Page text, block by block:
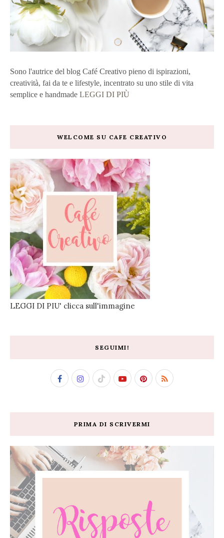
Sono l'autrice del blog Café Creativo pieno di ispirazioni,
creatività, fai da te e lifestyle, incentrato su uno stile di vita
semplice e handmade LEGGI DI PIÙ
WELCOME SU CAFE CREATIVO
LEGGI DI PIU' clicca sull'immagine
SEGUIMI!
PRIMA DI SCRIVERMI